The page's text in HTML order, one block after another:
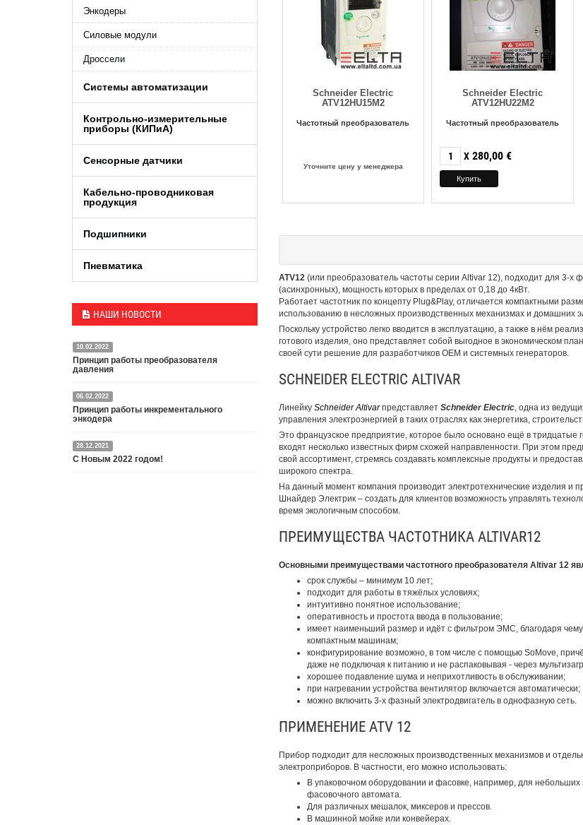
Энкодеры
Силовые модули
Дроссели
Системы автоматизации
Контрольно-измерительные
приборы (КИПиA)
Сенсорные датчики
Кабельно-проводниковая
продукция
Подшипники
Пневматика
НАШИ НОВОСТИ
10.02.2022
Принцип работы преобразователя
давления
Датчик или преобразователь давления — это
специальное устройство, преобразующее
давление среды в пропорциональный
Подробнее
06.02.2022
Принцип работы инкрементального
энкодера
Энкодер представляет собой специальный датчик,
преобразующий угловое перемещение в
28.12.2021
С Новым 2022 годом!
Schneider Electric
ATV12HU15M2
Частотный преобразователь
Уточните цену у менеджера
Schneider Electric
ATV12HU22M2
Частотный преобразователь
X 280,00 €
ATV12(или преобразователь частоты серии Altivar 12), подходит для 3-х
(асинхронных), мощность которых в пределах от 0,18 до 4кВт.
Работает частотник по концепту Plug&Play, отличается компактными
использованию в несложных производственных механизмах и домашних
Поскольку устройство легко вводится в эксплуатацию, а также в нём
готового изделия, оно представляет собой выгодное в экономическом
своей сути решение для разработчиков ОЕМ и системных генераторов.
SCHNEIDER ELECTRIC ALTIVAR
Линейку Schneider Altivarпредставляет Schneider Electric, одна из
управления электроэнергией в таких отраслях как энергетика,
Это французское предприятие, которое было основано ещё в
входят несколько известных фирм схожей направленности. При этом
свой ассортимент, стремясь создавать комплексные продукты и
широкого спектра.
На данный момент компания производит электротехнические изделия и
Шнайдер Электрик – создать для клиентов возможность управлять
время экологичным способом.
ПРЕИМУЩЕСТВА ЧАСТОТНИКА ALTIVAR12
Основными преимуществами частотного преобразователя Altivar 12
срок службы – минимум 10 лет;
подходит для работы в тяжёлых условиях;
интуитивно понятное использование;
оперативность и простота ввода в пользование;
имеет наименьший размер и идёт с фильтром ЭМС, благодаря
компактным машинам;
конфигурирование возможно, в том числе с помощью SoMove,
даже не подключая к питанию и не распаковывая - через
хорошее подавление шума и неприхотливость в обслуживании;
при нагревании устройства вентилятор включается автоматически;
можно включить 3-х фазный электродвигатель в однофазную сеть.
ПРИМЕНЕНИЕ ATV 12
Прибор подходит для несложных производственных механизмов и
электроприборов. В частности, его можно использовать:
В упаковочном оборудовании и фасовке, например, для
фасовочного автомата.
Для различных мешалок, миксеров и прессов.
В машинной мойке или конвейерах.